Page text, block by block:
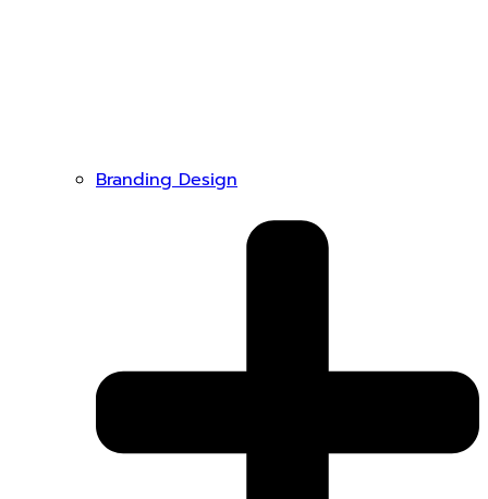
Branding Design